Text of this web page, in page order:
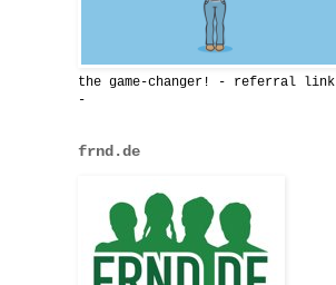
the game-changer! - referral link
-
frnd.de